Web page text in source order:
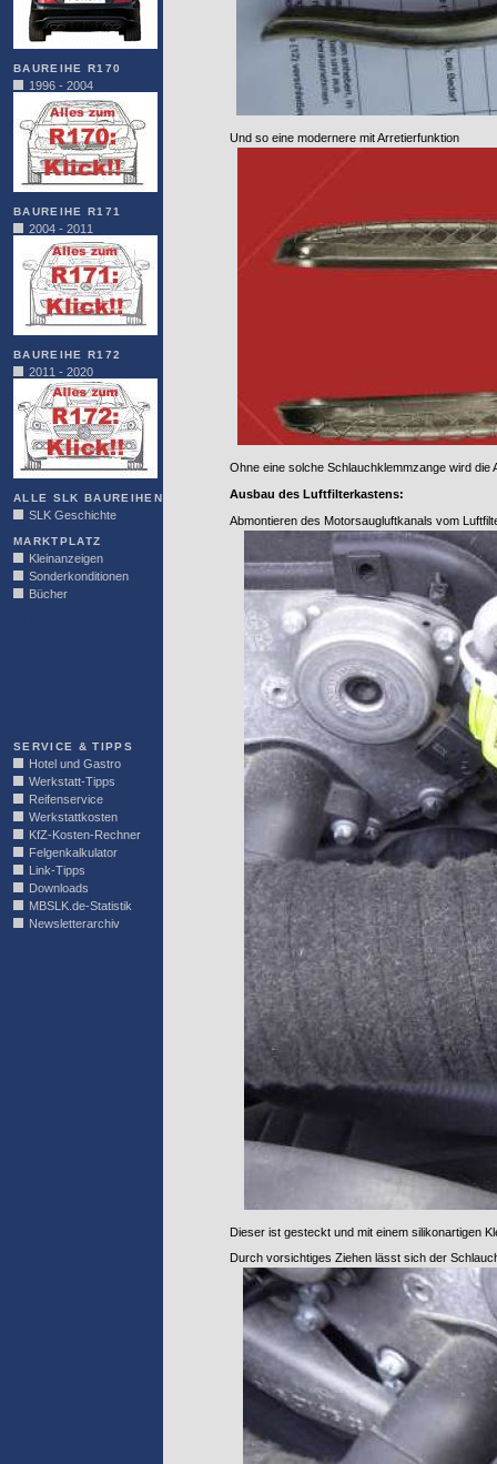
BAUREIHE R170
1996 - 2004
BAUREIHE R171
2004 - 2011
BAUREIHE R172
2011 - 2020
ALLE SLK BAUREIHEN
SLK Geschichte
MARKTPLATZ
Kleinanzeigen
Sonderkonditionen
Bücher
SERVICE & TIPPS
Hotel und Gastro
Werkstatt-Tipps
Reifenservice
Werkstattkosten
KfZ-Kosten-Rechner
Felgenkalkulator
Link-Tipps
Downloads
MBSLK.de-Statistik
Newsletterarchiv
Und so eine modernere mit Arretierfunktion
Ohne eine solche Schlauchklemmzange wird
Ausbau des Luftfilterkastens:
Abmontieren des Motorsaugluftkanals vom
Dieser ist gesteckt und mit einem silikonartigen
Durch vorsichtiges Ziehen lässt sich der